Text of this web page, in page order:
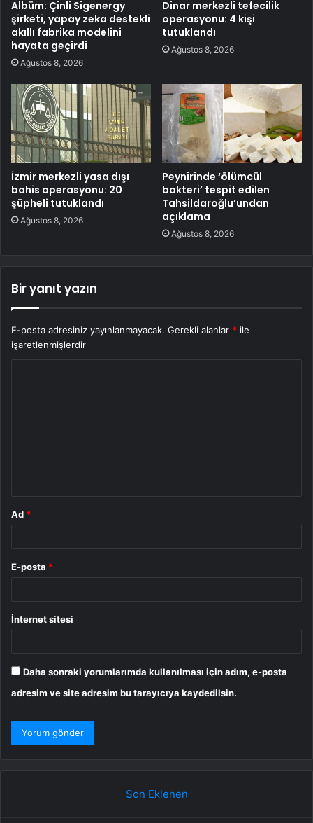
Albüm: Çinli Sigenergy
şirketi, yapay zeka destekli
akıllı fabrika modelini
hayata geçirdi
Ağustos 8, 2026
Dinar merkezli tefecilik
operasyonu: 4 kişi
tutuklandı
Ağustos 8, 2026
İzmir merkezli yasa dışı
bahis operasyonu: 20
şüpheli tutuklandı
Ağustos 8, 2026
Peynirinde ‘ölümcül
bakteri’ tespit edilen
Tahsildaroğlu’undan
açıklama
Ağustos 8, 2026
Bir yanıt yazın
E-posta adresiniz yayınlanmayacak. Gerekli alanlar * ile
işaretlenmişlerdir
Ad *
E-posta *
İnternet sitesi
Daha sonraki yorumlarımda kullanılması için adım, e-posta
adresim ve site adresim bu tarayıcıya kaydedilsin.
Son Eklenen